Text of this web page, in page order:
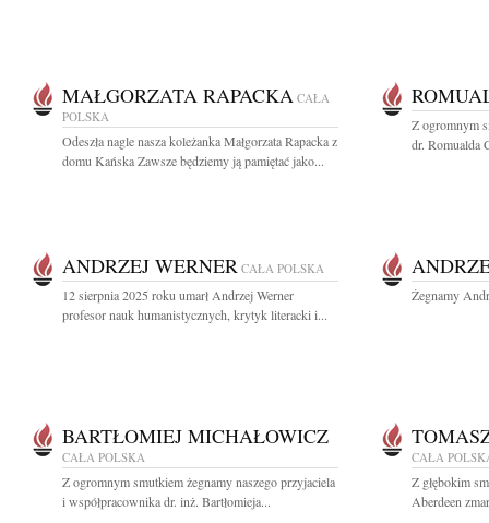
MAŁGORZATA RAPACKA CAŁA
POLSKA
Odeszła nagle nasza koleżanka Małgorzata Rapacka z
domu Kańska Zawsze będziemy ją pamiętać jako...
Z ogromnym
dr. Romualda
ANDRZEJ WERNER CAŁA POLSKA
12 sierpnia 2025 roku umarł Andrzej Werner
profesor nauk humanistycznych, krytyk literacki i...
Żegnamy
BARTŁOMIEJ MICHAŁOWICZ
CAŁA POLSKA
Z ogromnym smutkiem żegnamy naszego przyjaciela
i współpracownika dr. inż. Bartłomieja...
CAŁA
Z głębokim
Aberdeen